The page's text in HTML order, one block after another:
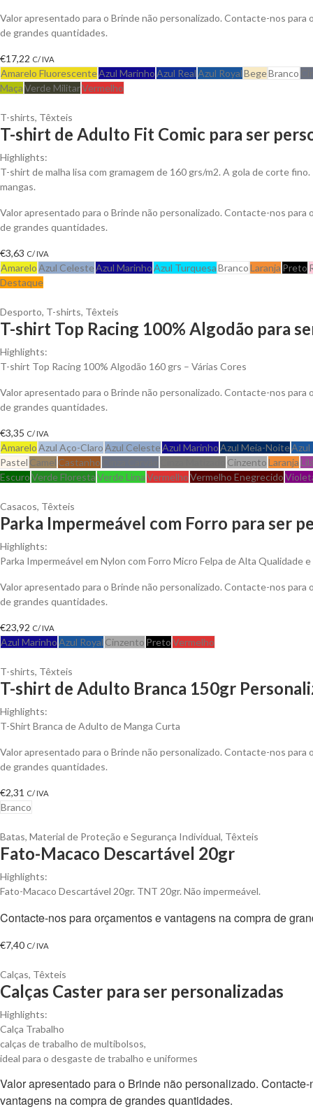
Valor apresentado para o Brinde não personalizado. Contacte-nos
de grandes quantidades.
€17,22 C/ IVA
Amarelo FluorescenteAzul MarinhoAzul RealAzul RoyalBegeBranco
MaçaVerde MilitarVermelho
T-shirts, Têxteis
T-shirt de Adulto Fit Comic para ser
Highlights:
T-shirt de malha lisa com gramagem de 160 grs/m2. A gola de corte
mangas.
Valor apresentado para o Brinde não personalizado. Contacte-nos
de grandes quantidades.
€3,63 C/ IVA
AmareloAzul CelesteAzul MarinhoAzul TurquesaBrancoLaranja Preto
Destaque
Desporto, T-shirts, Têxteis
T-shirt Top Racing 100% Algodão para
Highlights:
T-shirt Top Racing 100% Algodão 160 grs – Várias Cores
Valor apresentado para o Brinde não personalizado. Contacte-nos
de grandes quantidades.
€3,35 C/ IVA
AmareloAzul Aço-ClaroAzul CelesteAzul MarinhoAzul Meia-NoiteAzul
Pastel Camel Castanho CinzentoLaranja
EscuroVerde FlorestaVerde LimaVermelhoVermelho Enegrecido
Casacos, Têxteis
Parka Impermeável com Forro para ser
Highlights:
Parka Impermeável em Nylon com Forro Micro Felpa de Alta Qualidade
Valor apresentado para o Brinde não personalizado. Contacte-nos
de grandes quantidades.
€23,92 C/ IVA
Azul MarinhoAzul Royal Cinzento PretoVermelho
T-shirts, Têxteis
T-shirt de Adulto Branca 150gr
Highlights:
T-Shirt Branca de Adulto de Manga Curta
Valor apresentado para o Brinde não personalizado. Contacte-nos
de grandes quantidades.
€2,31 C/ IVA
Branco
Batas, Material de Proteção e Segurança Individual, Têxteis
Fato-Macaco Descartável 20gr
Highlights:
Fato-Macaco Descartável 20gr. TNT 20gr. Não impermeável.
Contacte-nos para orçamentos e vantagens na compra de
€7,40 C/ IVA
Calças, Têxteis
Calças Caster para ser personalizadas
Highlights:
Calça Trabalho
calças de trabalho de multibolsos,
ideal para o desgaste de trabalho e uniformes
Valor apresentado para o Brinde não personalizado.
vantagens na compra de grandes quantidades.